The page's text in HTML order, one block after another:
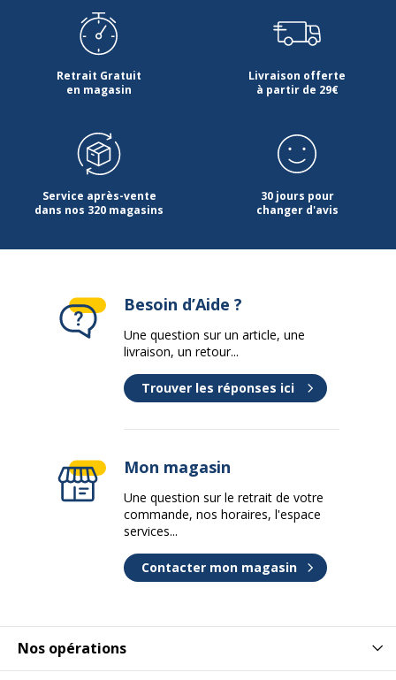
Retrait Gratuit
en magasin
Livraison offerte
à partir de 29€
Service après-vente
dans nos 320 magasins
30 jours pour
changer d'avis
Nos opérations
Besoin d’Aide ?
Une question sur un article, une
livraison, un retour...
Trouver les réponses ici
Mon magasin
Une question sur le retrait de votre
commande, nos horaires, l'espace
services...
Contacter mon magasin